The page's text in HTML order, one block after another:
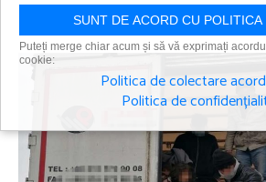
Primanews | 28 feb 2023
SUNT DE ACORD CU POLITICA
Puteți merge chiar acum și să vă exprimați
cookie:
Politica de colectare
Politica de